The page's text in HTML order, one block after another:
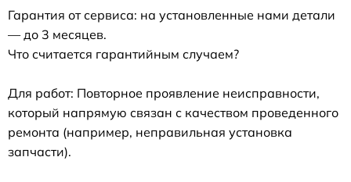
Гарантия от сервиса: на установленные нами детали
— до 3 месяцев.
Что считается гарантийным случаем?
Для работ: Повторное проявление неисправности,
который напрямую связан с качеством проведенного
ремонта (например, неправильная установка
запчасти).